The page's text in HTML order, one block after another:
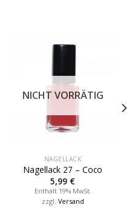
NICHT VORRÄTIG
NAGELLACK
Nagellack 27 – Coco
5,99 €
Enthält 19% MwSt.
zzgl. Versand